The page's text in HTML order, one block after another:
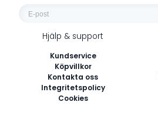
Hjälp & support
Kundservice
Köpvillkor
Kontakta oss
Integritetspolicy
Cookies